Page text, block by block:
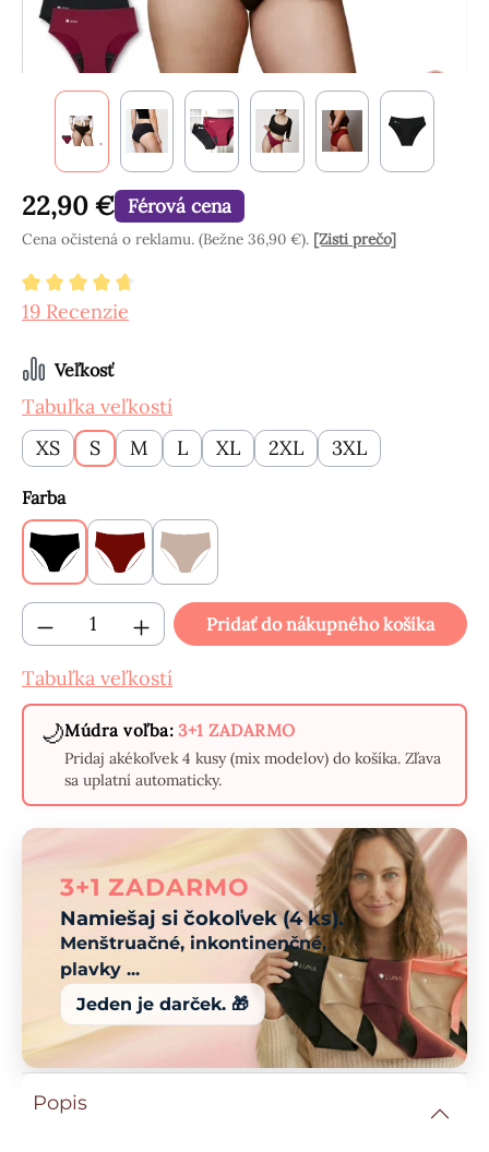
22,90 € Férová cena
Cena očistená o reklamu. (Bežne 36,90 €). [Zisti prečo]
Priemerné hodnotenie 4.84 z 5 hviezdičiek
19 Recenzie
Vyberte
Veľkosť
Tabuľka veľkostí
XS
S M L XL 2XL 3XL
Vyberte
Farba
Čierne BordovéBéžové
Množstvo produktu: Zadajte požadované
Pridať do nákupného košíka
Tabuľka veľkostí
🌙Múdra voľba: 3+1 ZADARMO
Pridaj akékoľvek 4 kusy (mix modelov) do košíka. Zľava
sa uplatní automaticky.
3+1 ZADARMO
Namiešaj si čokoľvek (4 ks).
Menštruačné, inkontinenčné,
plavky ...
Jeden je darček. 🎁
Popis